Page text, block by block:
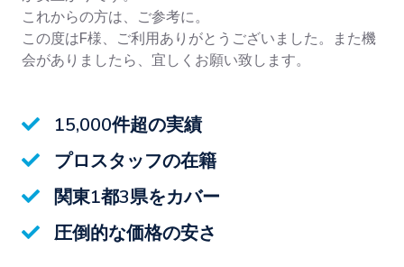
これからの方は、ご参考に。
この度はF様、ご利用ありがとうございました。また機
会がありましたら、宜しくお願い致します。
15,000件超の実績
プロスタッフの在籍
関東1都3県をカバー
圧倒的な価格の安さ